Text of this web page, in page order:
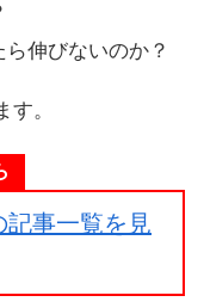
伸びないのか？
。
記事一覧を見